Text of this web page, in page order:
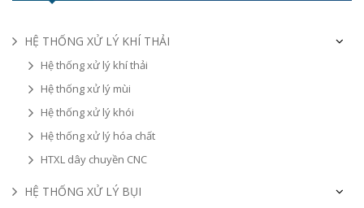
HỆ THỐNG XỬ LÝ KHÍ THẢI
Hệ thống xử lý khí thải
Hệ thống xử lý mùi
Hệ thống xử lý khói
Hệ thống xử lý hóa chất
HTXL dây chuyền CNC
HỆ THỐNG XỬ LÝ BỤI